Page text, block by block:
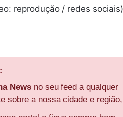
reprodução / redes sociais)
Newsno seu feed a qualquer
sobre a nossa cidade e região,